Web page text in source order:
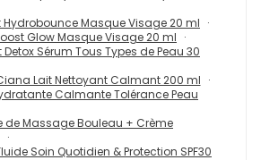
Hydrobounce Masque Visage 20 ml
Glow Masque Visage 20 ml
Sérum Tous Types de Peau 30
Lait Nettoyant Calmant 200 ml
Calmante Tolérance Peau
de Massage Bouleau + Crème
Soin Quotidien & Protection SPF30